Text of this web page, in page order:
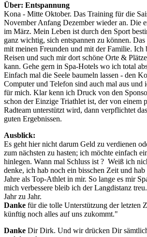
Über: Entspannung
Kona - Mitte Oktober. Das Training für die
November Anfang Dezember wieder an. Die
im März. Mein Leben ist durch den Sport
ganz wichtig, sich entspannen zu können.
mit meinen Freunden und mit der Familie. Ich
Reisen und such mir dort schöne Orte &
kann. Gehe gern in Spa-Hotels wo ich total
Einfach mal die Seele baumeln lassen - den
Computer und Telefon sind auch mal aus und
für mich. Klar kenn ich Druck von den
schon der Einzige Triathlet ist, der von einem
Radteam unterstützt wird, dann verpflichtet
guten Ergebnissen.
Ausblick:
Es geht hier nicht darum Geld zu verdienen
zum nächsten zu hasten; ich möchte einfach
hinlegen. Wann mal Schluss ist ? Weiß ich
denke, ich hab noch ein bisschen Zeit und
Jahre als Top-Athlet in mir. So lange es mir
mich verbessere bleib ich der Langdistanz
Jahr zu Jahr.
Danke für die tolle Unterstützung der letzten
künftig noch alles auf uns zukommt."
Danke Dir Dirk. Und wir drücken Dir